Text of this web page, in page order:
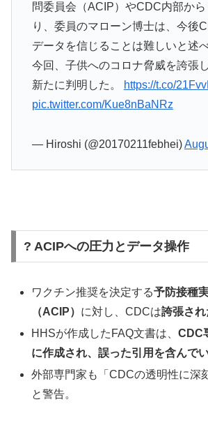
問委員会（ACIP）やCDC内部から
り、委員のマローン博士は、今後
データを信じることは難しいと述
今回、子供へのコロナ脅威を誇張
新たに判明した。
https://t.co/
pic.twitter.com/Kue8nBaNRz
— Hiroshi (@20170211febhei)
? ACIPへの圧力とデータ操作
ワクチン推奨を決定する予防接種
（ACIP） に対し、CDCは誇張さ
HHSが作成したFAQ文書は、CDC
に作成され、誤った引用を含んで
外部専門家も「CDCの透明性に深
と警告。